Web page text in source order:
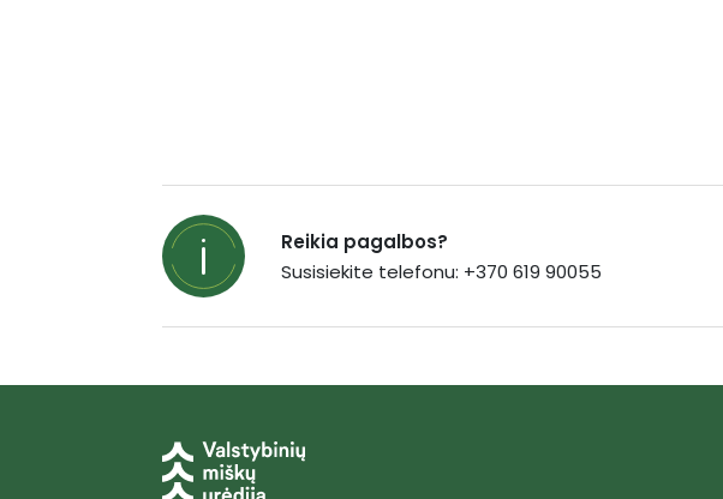
Reikia pagalbos?
Susisiekite telefonu: +370 619 90055